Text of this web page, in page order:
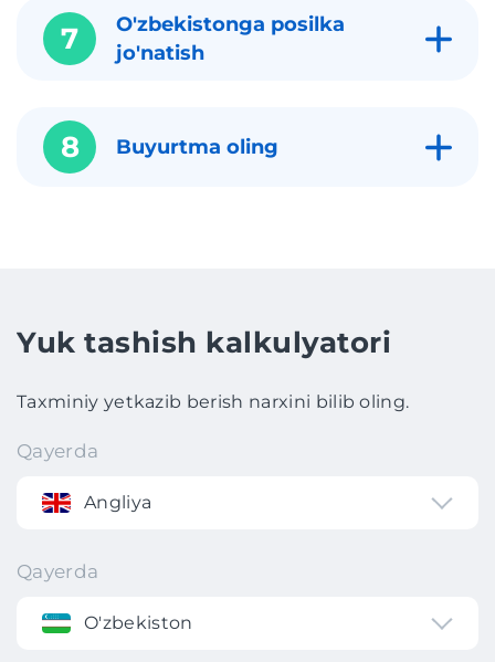
7
O'zbekistonga posilka
jo'natish
8 Buyurtma oling
Yuk tashish kalkulyatori
Taxminiy yetkazib berish narxini bilib oling.
Qayerda
Angliya
Qayerda
O'zbekiston